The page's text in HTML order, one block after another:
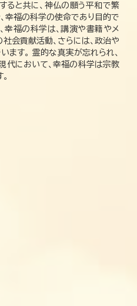
ると共に、神仏の願う平和で繁
幸福の科学の使命であり目的で
幸福の科学は、講演や書籍やメ
会貢献活動、さらには、政治や
ます。 霊的な真実が忘れられ、
代において、幸福の科学は宗教